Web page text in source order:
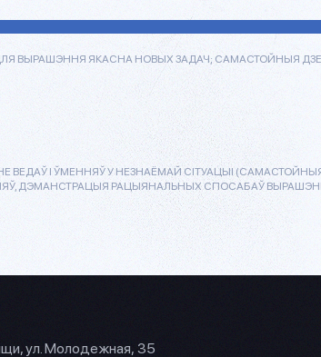
ВЫРАШЭННЯ ЯКАСНА НОВЫХ ЗАДАЧ; САМАСТОЙНЫЯ
І ЎМЕННЯЎ У НЕЗНАЁМАЙ СІТУАЦЫІ
ДЭМАНСТРАЦЫЯ РАЦЫЯНАЛЬНЫХ СПОСАБАЎ
ул. Молодежная, 35